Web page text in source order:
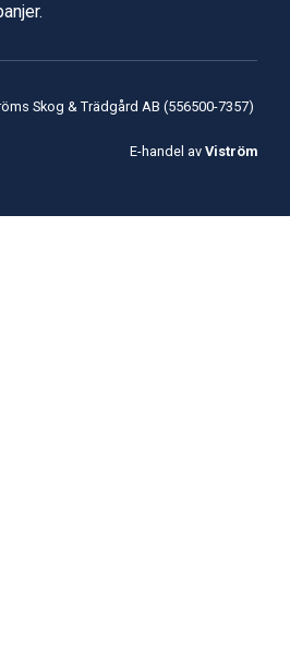
Skog & Trädgård AB (556500-7357)
E-handel av Viström